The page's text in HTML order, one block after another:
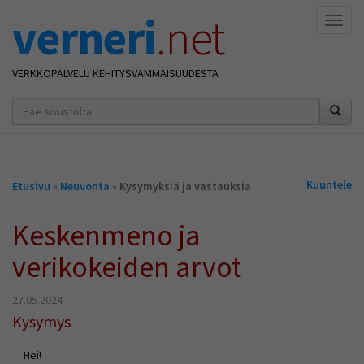
verneri.net
VERKKOPALVELU KEHITYSVAMMAISUUDESTA
hakusana(t)
Olet
Etusivu » Neuvonta » Kysymyksiä ja vastauksia Kuuntele
Keskenmeno ja
verikokeiden arvot
27.05.2024
Kysymys
Hei!